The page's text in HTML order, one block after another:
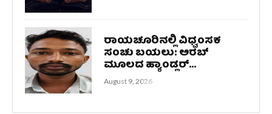
ರಾಯಚೂರಿನಲ್ಲಿ ವಿಧ್ವಂಸಕ
ಸಂಚು ಬಯಲು: ಅರಬ್
ಮೂಲದ ಹ್ಯಾಂಡ್ಲರ್...
August 9, 2026